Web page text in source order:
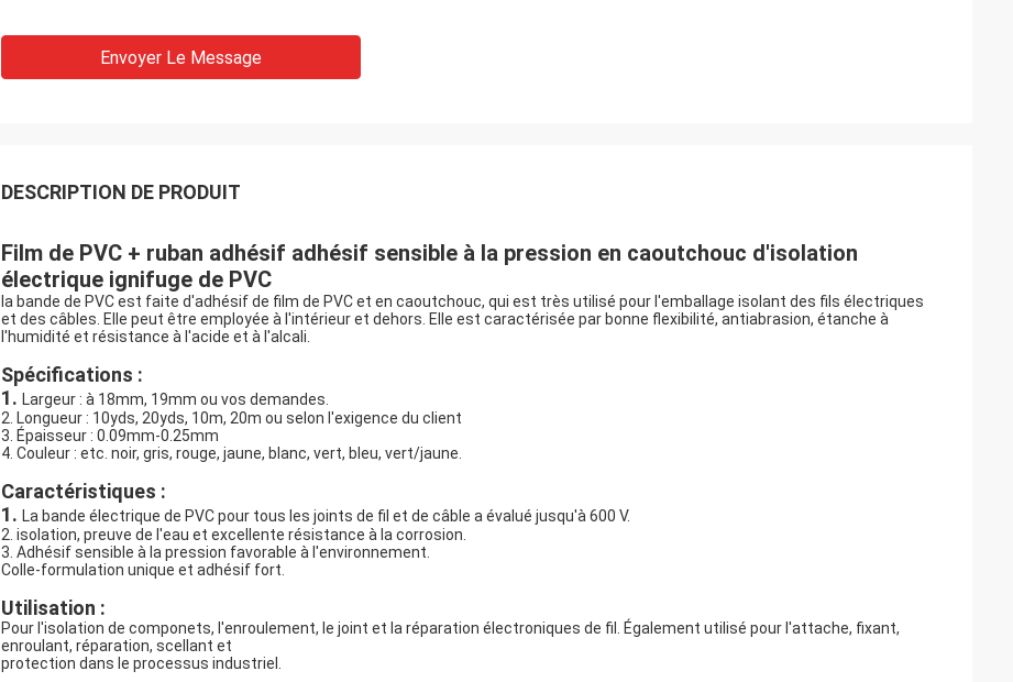
Envoyer Le Message
DESCRIPTION DE PRODUIT
Film de PVC + ruban adhésif adhésif sensible à la pression en caoutchouc d'isolation
électrique ignifuge de PVC
la bande de PVC est faite d'adhésif de film de PVC et en caoutchouc, qui est très utilisé pour l'emballage isolant des fils électriques
et des câbles. Elle peut être employée à l'intérieur et dehors. Elle est caractérisée par bonne flexibilité, antiabrasion, étanche à
l'humidité et résistance à l'acide et à l'alcali.
Spécifications :
1. Largeur : à 18mm, 19mm ou vos demandes.
2. Longueur : 10yds, 20yds, 10m, 20m ou selon l'exigence du client
3. Épaisseur : 0.09mm-0.25mm
4. Couleur : etc. noir, gris, rouge, jaune, blanc, vert, bleu, vert/jaune.
Caractéristiques :
1. La bande électrique de PVC pour tous les joints de fil et de câble a évalué jusqu'à 600 V.
2. isolation, preuve de l'eau et excellente résistance à la corrosion.
3. Adhésif sensible à la pression favorable à l'environnement.
Colle-formulation unique et adhésif fort.
Utilisation :
Pour l'isolation de componets, l'enroulement, le joint et la réparation électroniques de fil. Également utilisé pour l'attache, fixant,
enroulant, réparation, scellant et
protection dans le processus industriel.